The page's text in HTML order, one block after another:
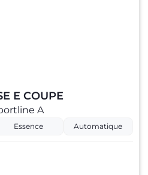
E COUPE
A
Essence Automatique